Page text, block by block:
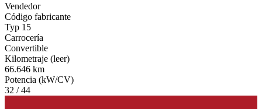
Vendedor
Código fabricante
Typ 15
Carrocería
Convertible
Kilometraje (leer)
66.646 km
Potencia (kW/CV)
32 / 44